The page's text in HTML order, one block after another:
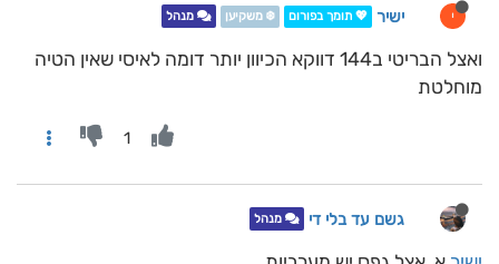
י ישיר 💖 תומך בפורום ❄️ משקיען מנהל
ואצל הבריטי ב144 דווקא הכיוון יותר דומה לאיסי שאין הטיה
מוחלטת
1
גשם עד בלי די מנהל